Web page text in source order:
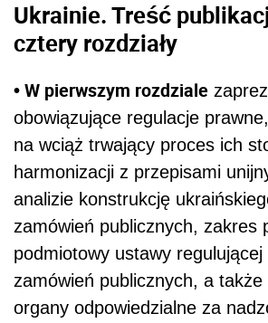
Ukrainie.Treść
cztery rozdziały
• W pierwszym rozdziale
obowiązujące regulacje
na wciąż trwający proces ich
harmonizacji z przepisami
analizie konstrukcję
zamówień publicznych, zakres
podmiotowy ustawy regulującej
zamówień publicznych, a
organy odpowiedzialne za